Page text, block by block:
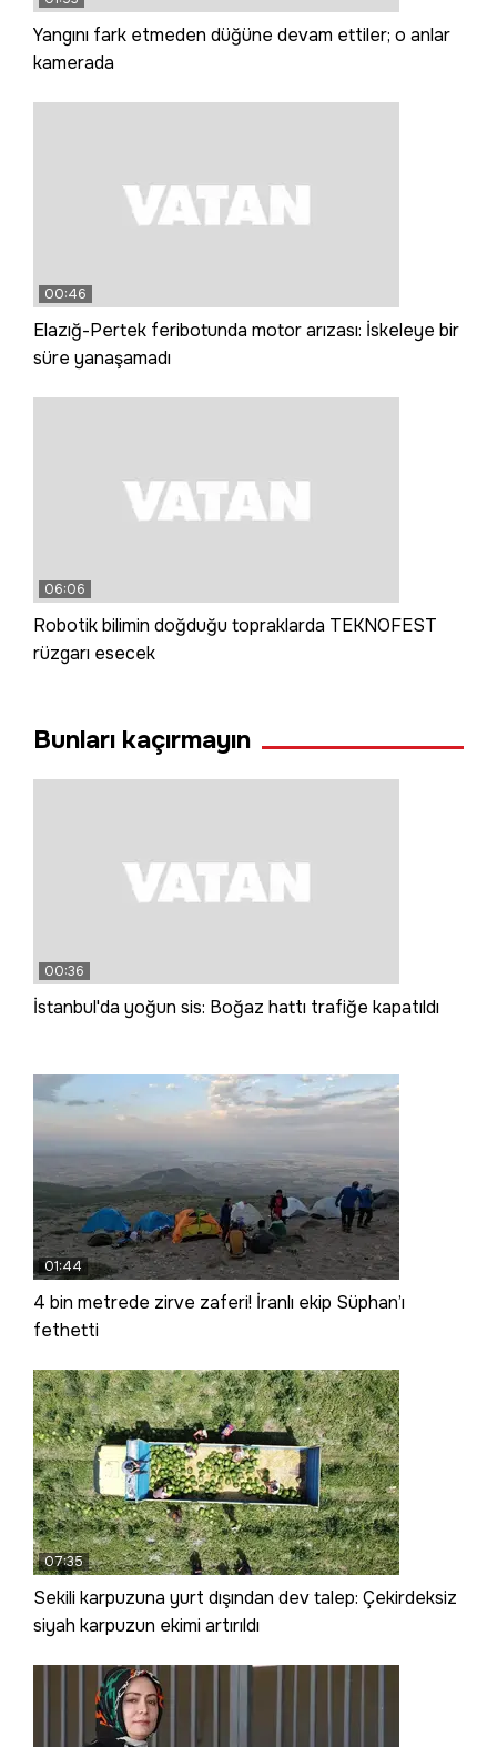
Yangını fark etmeden düğüne devam ettiler; o anlar
kamerada
00:46
Elazığ-Pertek feribotunda motor arızası: İskeleye bir
süre yanaşamadı
06:06
Robotik bilimin doğduğu topraklarda TEKNOFEST
rüzgarı esecek
Bunları kaçırmayın
00:36
İstanbul'da yoğun sis: Boğaz hattı trafiğe kapatıldı
01:44
4 bin metrede zirve zaferi! İranlı ekip Süphan’ı
fethetti
07:35
Sekili karpuzuna yurt dışından dev talep: Çekirdeksiz
siyah karpuzun ekimi artırıldı